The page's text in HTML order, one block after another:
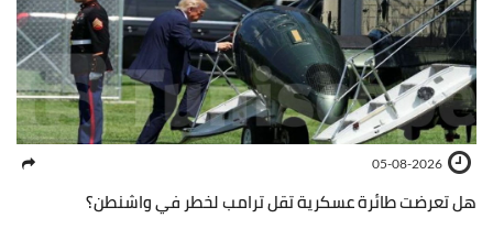
05-08-2026
هل تعرضت طائرة عسكرية تقل ترامب لخطر في واشنطن؟